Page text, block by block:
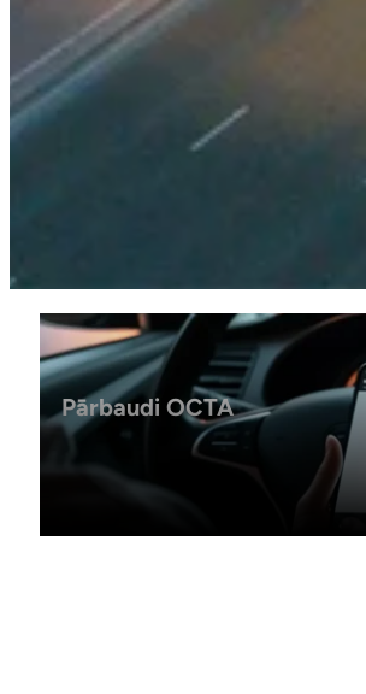
Pārbaudi OCTA